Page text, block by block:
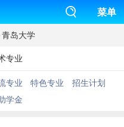
菜单
青岛大学
专业
专业 特色专业
招生计划
学金